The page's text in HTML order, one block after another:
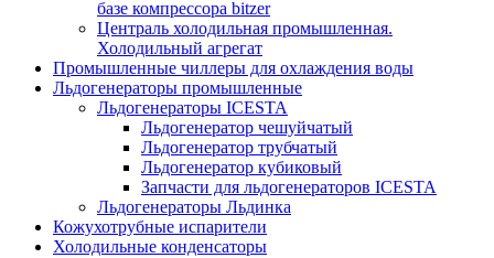
базе компрессора bitzer
Централь холодильная промышленная.
Холодильный агрегат
Промышленные чиллеры для охлаждения воды
Льдогенераторы промышленные
Льдогенераторы ICESTA
Льдогенератор чешуйчатый
Льдогенератор трубчатый
Льдогенератор кубиковый
Запчасти для льдогенераторов ICESTA
Льдогенераторы Льдинка
Кожухотрубные испарители
Холодильные конденсаторы